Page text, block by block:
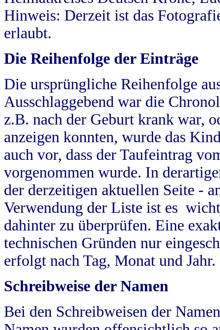
Hinweis: Derzeit ist das
erlaubt.
Die Reihenfolge der Einträge
Die ursprüngliche Reihenfolge
Ausschlaggebend war die
z.B. nach der Geburt krank war,
anzeigen konnten, wurde das
auch vor, dass der Taufeintrag
vorgenommen wurde. In
der derzeitigen aktuellen Seite -
Verwendung der Liste ist es
dahinter zu überprüfen. Eine
technischen Gründen nur
erfolgt nach Tag, Monat und Jahr.
Schreibweise der Namen
Bei den Schreibweisen der